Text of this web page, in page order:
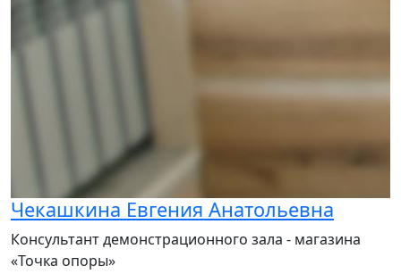
Чекашкина Евгения Анатольевна
Консультант демонстрационного зала - магазина
«Точка опоры»